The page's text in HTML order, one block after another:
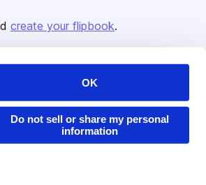
OK
Do not sell or share my personal
information
create your flipbook.
Developers